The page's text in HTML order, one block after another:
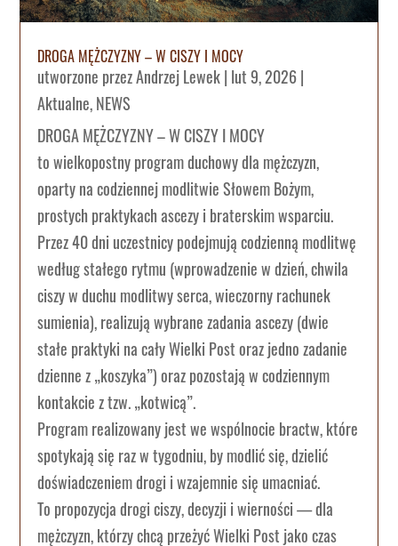
DROGA MĘŻCZYZNY – W CISZY I MOCY
utworzone przezAndrzej Lewek| lut 9, 2026|
Aktualne,NEWS
DROGA MĘŻCZYZNY – W CISZY I MOCY
to wielkopostny program duchowy dla mężczyzn,
oparty na codziennej modlitwie Słowem Bożym,
prostych praktykach ascezy i braterskim wsparciu.
Przez 40 dni uczestnicy podejmują codzienną modlitwę
według stałego rytmu (wprowadzenie w dzień, chwila
ciszy w duchu modlitwy serca, wieczorny rachunek
sumienia), realizują wybrane zadania ascezy (dwie
stałe praktyki na cały Wielki Post oraz jedno zadanie
dzienne z „koszyka”) oraz pozostają w codziennym
kontakcie z tzw. „kotwicą”.
Program realizowany jest we wspólnocie bractw, które
spotykają się raz w tygodniu, by modlić się, dzielić
doświadczeniem drogi i wzajemnie się umacniać.
To propozycja drogi ciszy, decyzji i wierności — dla
mężczyzn, którzy chcą przeżyć Wielki Post jako czas